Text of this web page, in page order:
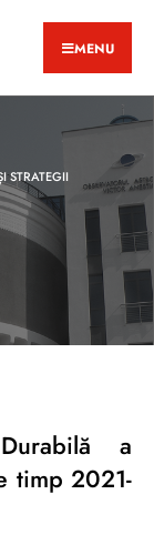
MENU
STRATEGII
a
timp 2021-